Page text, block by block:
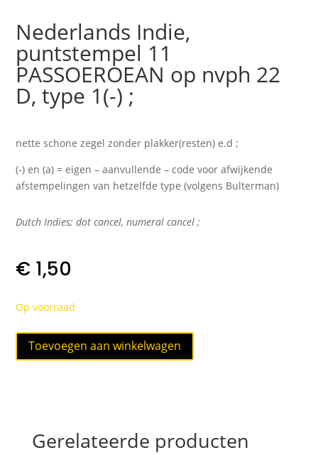
Nederlands Indie,
puntstempel 11
PASSOEROEAN op nvph 22
D, type 1(-) ;
nette schone zegel zonder plakker(resten) e.d ;
(-) en (a) = eigen – aanvullende – code voor afwijkende
afstempelingen van hetzelfde type (volgens Bulterman)
Dutch Indies; dot cancel, numeral cancel ;
€ 1,50
Op voorraad
Nederlands
Indie,
nvph
Toevoegen aan winkelwagen
Gerelateerde producten